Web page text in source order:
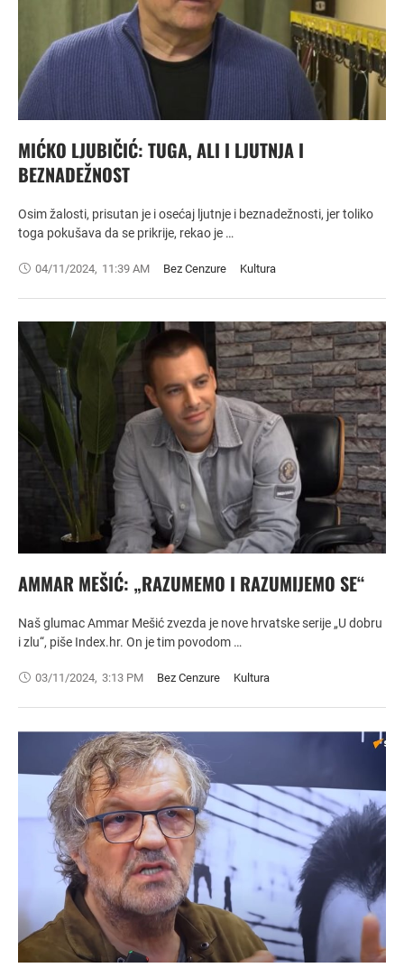
MIĆKO LJUBIČIĆ: TUGA, ALI I LJUTNJA I
BEZNADEŽNOST
Osim žalosti, prisutan je i osećaj ljutnje i beznadežnosti, jer toliko
toga pokušava da se prikrije, rekao je …
04/11/2024, 11:39 AM Bez Cenzure Kultura
AMMAR MEŠIĆ: „RAZUMEMO I RAZUMIJEMO SE“
Naš glumac Ammar Mešić zvezda je nove hrvatske serije „U dobru
i zlu“, piše Index.hr. On je tim povodom …
03/11/2024, 3:13 PM Bez Cenzure Kultura